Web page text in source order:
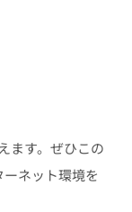
ます。ぜひこの
ネット環境を